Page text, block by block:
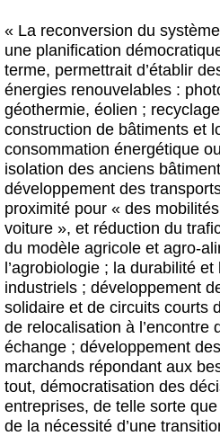
« La reconversion du
une planification
terme, permettrait d’établir
énergies renouvelables :
géothermie, éolien ;
construction de bâtiments et
consommation énergétique
isolation des anciens
développement des
proximité pour « des
voiture », et réduction du
du modèle agricole et agro-
l’agrobiologie ; la durabilité
industriels ; développement
solidaire et de circuits courts
de relocalisation à l’encontre
échange ; développement
marchands répondant aux
tout, démocratisation des
entreprises, de telle sorte
de la nécessité d’une